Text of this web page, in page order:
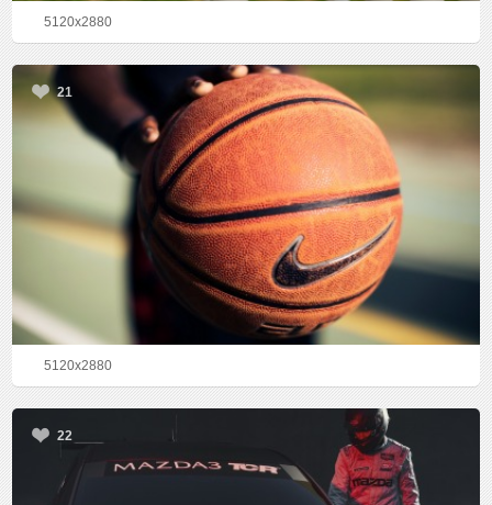
5120x2880
21
5120x2880
22